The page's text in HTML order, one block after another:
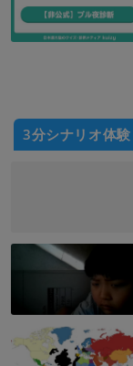
3分シナリオ体験